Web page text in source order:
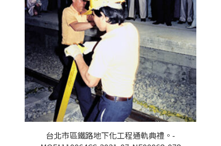
台北市區鐵路地下化工程通軌典禮。-